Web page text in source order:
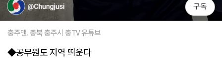
충주맨. 충북 충주시 충TV 유튜브
◆공무원도 지역 띄운다